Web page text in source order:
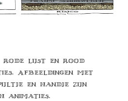
rode lijst en rood
Afbeeldingen met
en handje zijn
animaties.